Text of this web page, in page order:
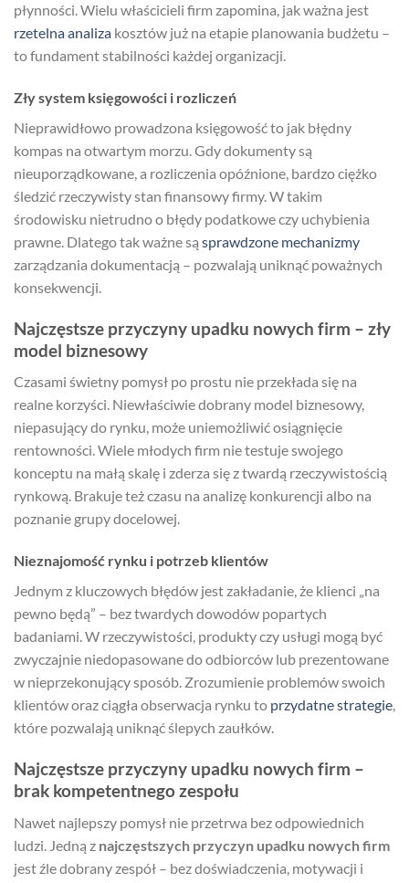
płynności. Wielu właścicieli firm zapomina, jak ważna jest
rzetelna analiza kosztów już na etapie planowania budżetu –
to fundament stabilności każdej organizacji.
Zły system księgowości i rozliczeń
Nieprawidłowo prowadzona księgowość to jak błędny
kompas na otwartym morzu. Gdy dokumenty są
nieuporządkowane, a rozliczenia opóźnione, bardzo ciężko
śledzić rzeczywisty stan finansowy firmy. W takim
środowisku nietrudno o błędy podatkowe czy uchybienia
prawne. Dlatego tak ważne są sprawdzone mechanizmy
zarządzania dokumentacją – pozwalają uniknąć poważnych
konsekwencji.
Najczęstsze przyczyny upadku nowych firm – zły
model biznesowy
Czasami świetny pomysł po prostu nie przekłada się na
realne korzyści. Niewłaściwie dobrany model biznesowy,
niepasujący do rynku, może uniemożliwić osiągnięcie
rentowności. Wiele młodych firm nie testuje swojego
konceptu na małą skalę i zderza się z twardą rzeczywistością
rynkową. Brakuje też czasu na analizę konkurencji albo na
poznanie grupy docelowej.
Nieznajomość rynku i potrzeb klientów
Jednym z kluczowych błędów jest zakładanie, że klienci „na
pewno będą” – bez twardych dowodów popartych
badaniami. W rzeczywistości, produkty czy usługi mogą być
zwyczajnie niedopasowane do odbiorców lub prezentowane
w nieprzekonujący sposób. Zrozumienie problemów swoich
klientów oraz ciągła obserwacja rynku to przydatne strategie,
które pozwalają uniknąć ślepych zaułków.
Najczęstsze przyczyny upadku nowych firm –
brak kompetentnego zespołu
Nawet najlepszy pomysł nie przetrwa bez odpowiednich
ludzi. Jedną z najczęstszych przyczyn upadku nowych firm
jest źle dobrany zespół – bez doświadczenia, motywacji i